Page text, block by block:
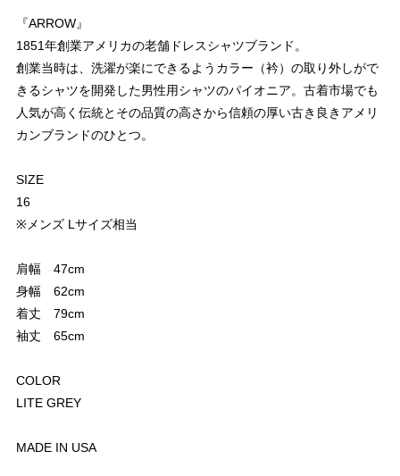
『ARROW』
1851年創業アメリカの老舗ドレスシャツブランド。
創業当時は、洗濯が楽にできるようカラー（衿）の取り外しがで
きるシャツを開発した男性用シャツのパイオニア。古着市場でも
人気が高く伝統とその品質の高さから信頼の厚い古き良きアメリ
カンブランドのひとつ。
SIZE
16
※メンズ Lサイズ相当
肩幅 47cm
身幅 62cm
着丈 79cm
袖丈 65cm
COLOR
LITE GREY
MADE IN USA